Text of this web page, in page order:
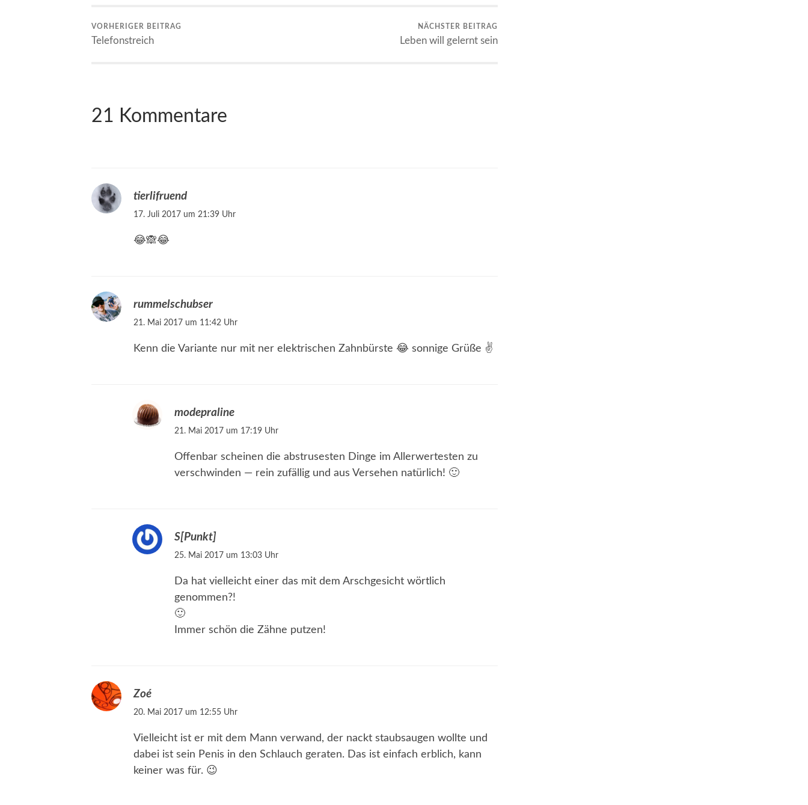
VORHERIGER BEITRAG
Telefonstreich
NÄCHSTER BEITRAG
Leben will gelernt sein
21 Kommentare
tierlifruend
17. Juli 2017 um 21:39 Uhr
😂🙈😂
rummelschubser
21. Mai 2017 um 11:42 Uhr
Kenn die Variante nur mit ner elektrischen Zahnbürste 😂 sonnige Grüße ✌
modepraline
21. Mai 2017 um 17:19 Uhr
Offenbar scheinen die abstrusesten Dinge im Allerwertesten zu
verschwinden — rein zufällig und aus Versehen natürlich! 🙂
S[Punkt]
25. Mai 2017 um 13:03 Uhr
Da hat vielleicht einer das mit dem Arschgesicht wörtlich
genommen?!
🙂
Immer schön die Zähne putzen!
Zoé
20. Mai 2017 um 12:55 Uhr
Vielleicht ist er mit dem Mann verwand, der nackt staubsaugen wollte und
dabei ist sein Penis in den Schlauch geraten. Das ist einfach erblich, kann
keiner was für. 😉